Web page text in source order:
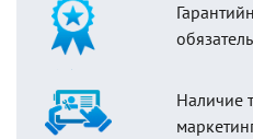
Наличие